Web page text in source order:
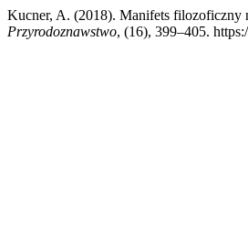
Kucner, A. (2018). Manifets filozoficzny
Przyrodoznawstwo, (16), 399–405.